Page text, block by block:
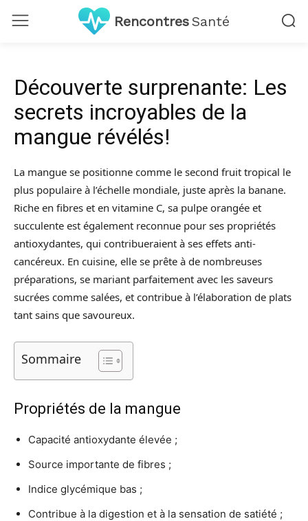
RencontresSanté
Découverte surprenante: Les
secrets incroyables de la
mangue révélés!
La mangue se positionne comme le second fruit tropical le
plus populaire à l’échelle mondiale, juste après la banane.
Riche en fibres et en vitamine C, sa pulpe orangée et
succulente est également reconnue pour ses propriétés
antioxydantes, qui contribueraient à ses effets anti-
cancéreux. En cuisine, elle se prête à de nombreuses
préparations, se mariant parfaitement avec les saveurs
sucrées comme salées, et contribue à l’élaboration de plats
tant sains que savoureux.
Sommaire
Propriétés de la mangue
Capacité antioxydante élevée ;
Source importante de fibres ;
Indice glycémique bas ;
Contribue à la digestion et à la sensation de satiété ;